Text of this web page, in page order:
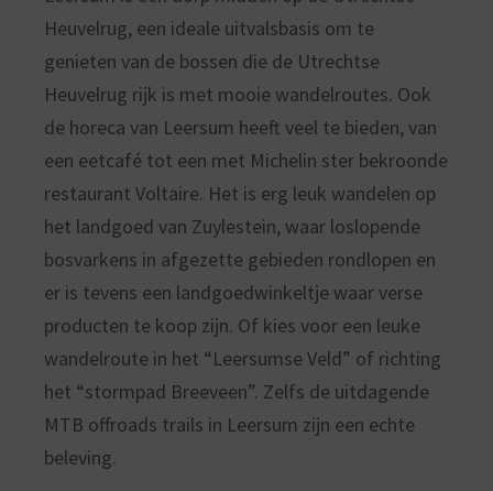
Heuvelrug, een ideale uitvalsbasis om te
genieten van de bossen die de Utrechtse
Heuvelrug rijk is met mooie wandelroutes. Ook
de horeca van Leersum heeft veel te bieden, van
een eetcafé tot een met Michelin ster bekroonde
restaurant Voltaire. Het is erg leuk wandelen op
het landgoed van Zuylestein, waar loslopende
bosvarkens in afgezette gebieden rondlopen en
er is tevens een landgoedwinkeltje waar verse
producten te koop zijn. Of kies voor een leuke
wandelroute in het “Leersumse Veld” of richting
het “stormpad Breeveen”. Zelfs de uitdagende
MTB offroads trails in Leersum zijn een echte
beleving.